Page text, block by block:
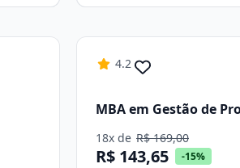
4.2
MBA em Gestão de
18x de R$ 169,00
R$ 143,65 -15%